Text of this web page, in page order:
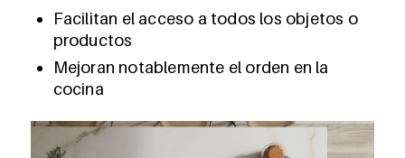
Facilitan el acceso a todos los objetos o
productos
Mejoran notablemente el orden en la
cocina